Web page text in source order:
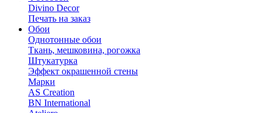
Divino Decor
Печать на заказ
Обои
Однотонные обои
Ткань, мешковина, рогожка
Штукатурка
Эффект окрашенной стены
Марки
AS Creation
BN International